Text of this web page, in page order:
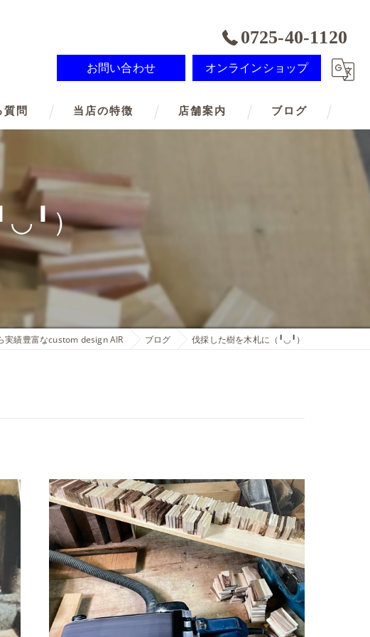
0725-40-1120
お問い合わせ オンラインショップ
質問 当店の特徴
オーダーメイド
ノベルティ
メモリアル
SDGs
店舗案内 ブログ
）
実績豊富なcustom design AIR ブログ 伐採した樹を木札に（╹◡╹）